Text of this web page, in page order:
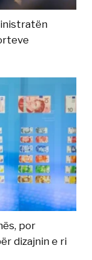
por
dizajnin e ri